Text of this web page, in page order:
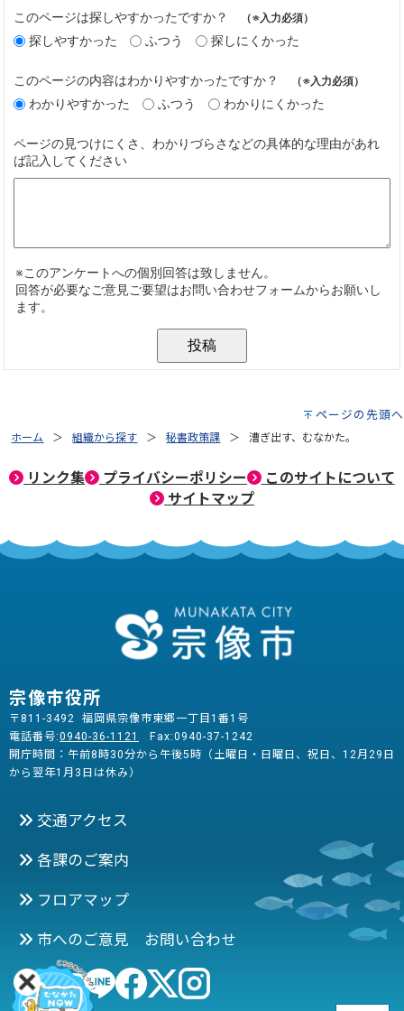
ページの先頭へ
ホーム 組織から探す 秘書政策課 漕ぎ出す、むなかた。
リンク集 プライバシーポリシー
このサイトについて
サイトマップ
宗像市役所
〒811-3492 福岡県宗像市東郷一丁目1番1号
電話番号:0940-36-1121
Fax:0940-37-1242
開庁時間：午前8時30分から午後5時（土曜日・日曜日、祝日、12月29日
から翌年1月3日は休み）
交通アクセス
各課のご案内
フロアマップ
市へのご意見 お問い合わせ